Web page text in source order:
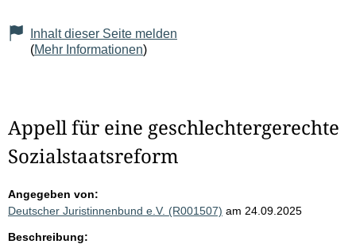
Inhalt dieser Seite melden
(Mehr Informationen)
Appell für eine geschlechtergerechte
Sozialstaatsreform
Angegeben von:
Deutscher Juristinnenbund e.V. (R001507) am 24.09.2025
Beschreibung: